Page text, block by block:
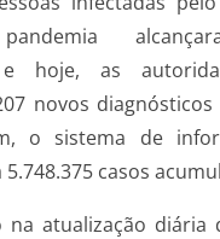
hoje, as
novos
o sistema de
casos
na atualização diária